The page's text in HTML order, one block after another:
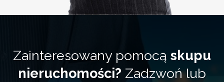
Zainteresowany pomocą skupu
nieruchomości? Zadzwoń lub